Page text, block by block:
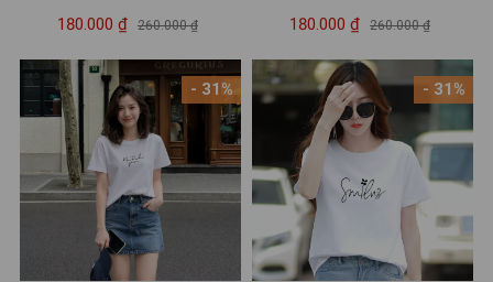
LOZA Find yourself chất liệu
RT8210
180.000 ₫ 260.000 ₫
- 31%
form rộng in chữ Butterfly -
Loza RT6659
180.000 ₫ 260.000 ₫
- 31%